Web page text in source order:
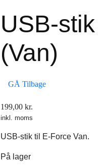
USB-stik
(Van)
GÅ Tilbage
199,00 kr.
inkl. moms
USB-stik til E-Force Van.
På lager